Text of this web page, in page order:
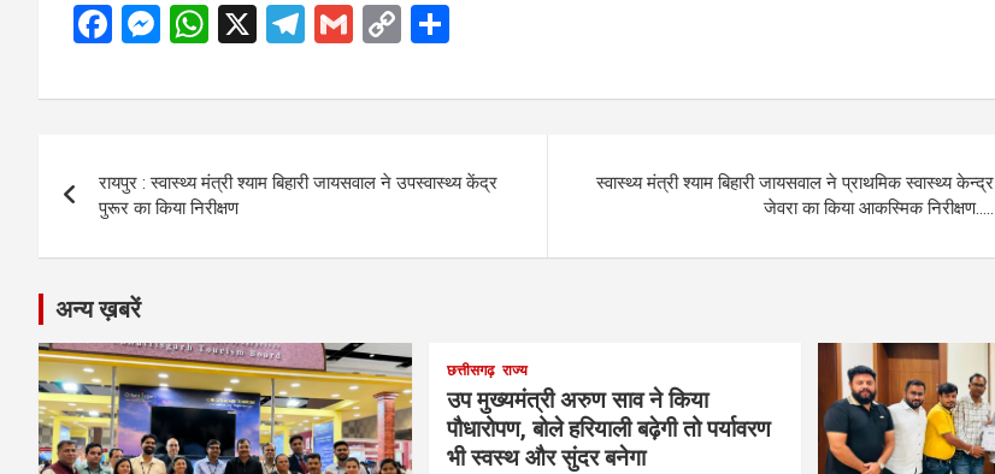
F
ce
o
o
k
M
se
g
er
W
at
A
p
p
X
T
e
a
G
ail
C
py
n
ar
navigation
रायपुर : स्वास्थ्य मंत्री श्याम बिहारी जायसवाल ने उपस्वास्थ्य केंद्र
पुरूर का किया निरीक्षण
स्वास्थ्य मंत्री श्याम बिहारी जायसवाल ने प्राथमिक स्वास्थ्य केन्द्र
जेवरा का किया आकस्मिक निरीक्षण…..
अन्य ख़बरें
छत्तीसगढ़ राज्य
उप मुख्यमंत्री अरुण साव ने किया
पौधारोपण, बोले हरियाली बढ़ेगी तो पर्यावरण
भी स्वस्थ और सुंदर बनेगा